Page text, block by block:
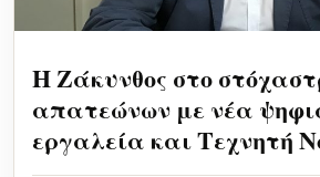
Η Ζάκυνθος στο
απατεώνων με νέα
εργαλεία και Τεχνητή